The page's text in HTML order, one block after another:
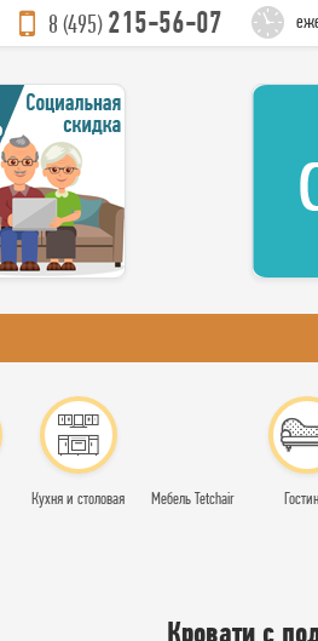
8 (495)215-56-07
Кухня и столовая Мебель Tetchair
Кровати с